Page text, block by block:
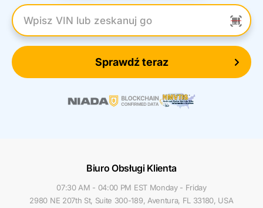
Wpisz numer VIN
Sprawdź teraz
Biuro Obsługi Klienta
07:30 AM - 04:00 PM EST Monday - Friday
2980 NE 207th St, Suite 300-189, Aventura, FL 33180, USA